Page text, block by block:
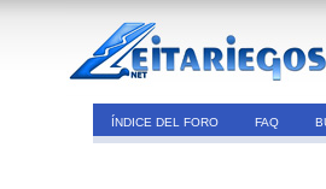
ÍNDICE DEL FORO FAQ